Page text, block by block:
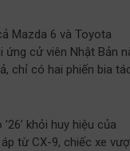
Mazda 6 và Toyota
cử viên Nhật Bản
chỉ có hai phiến bia
khỏi huy hiệu của
từ CX-9, chiếc xe